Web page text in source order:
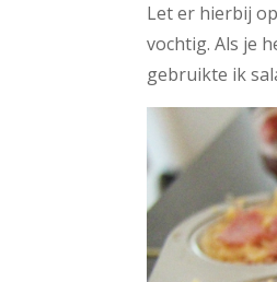
Let er hierbij
vochtig. Als je
gebruikte ik